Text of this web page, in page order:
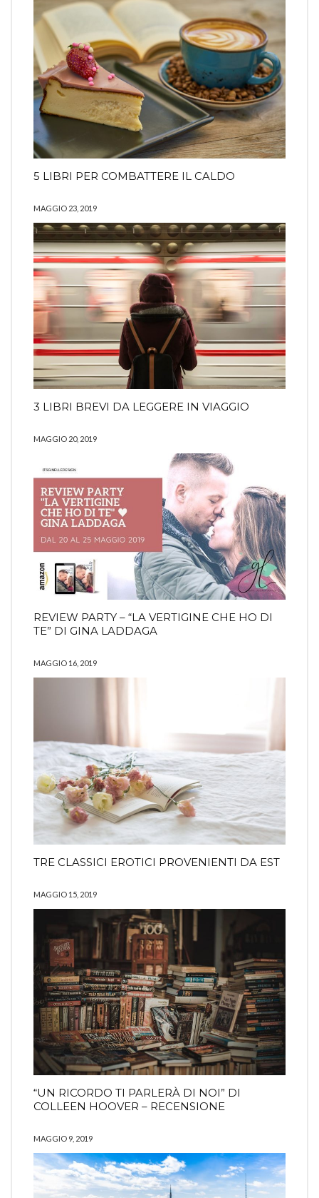
5 LIBRI PER COMBATTERE IL CALDO
MAGGIO 23, 2019
3 LIBRI BREVI DA LEGGERE IN VIAGGIO
MAGGIO 20, 2019
REVIEW PARTY – “LA VERTIGINE CHE HO DI
TE” DI GINA LADDAGA
MAGGIO 16, 2019
TRE CLASSICI EROTICI PROVENIENTI DA EST
MAGGIO 15, 2019
“UN RICORDO TI PARLERÀ DI NOI” DI
COLLEEN HOOVER – RECENSIONE
MAGGIO 9, 2019